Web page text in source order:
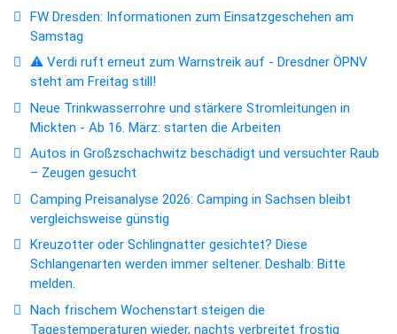
FW Dresden: Informationen zum Einsatzgeschehen am
Samstag
⚠️ Verdi ruft erneut zum Warnstreik auf - Dresdner ÖPNV
steht am Freitag still!
Neue Trinkwasserrohre und stärkere Stromleitungen in
Mickten - Ab 16. März: starten die Arbeiten
Autos in Großzschachwitz beschädigt und versuchter Raub
– Zeugen gesucht
Camping Preisanalyse 2026: Camping in Sachsen bleibt
vergleichsweise günstig
Kreuzotter oder Schlingnatter gesichtet? Diese
Schlangenarten werden immer seltener. Deshalb: Bitte
melden.
Nach frischem Wochenstart steigen die
Tagestemperaturen wieder, nachts verbreitet frostig